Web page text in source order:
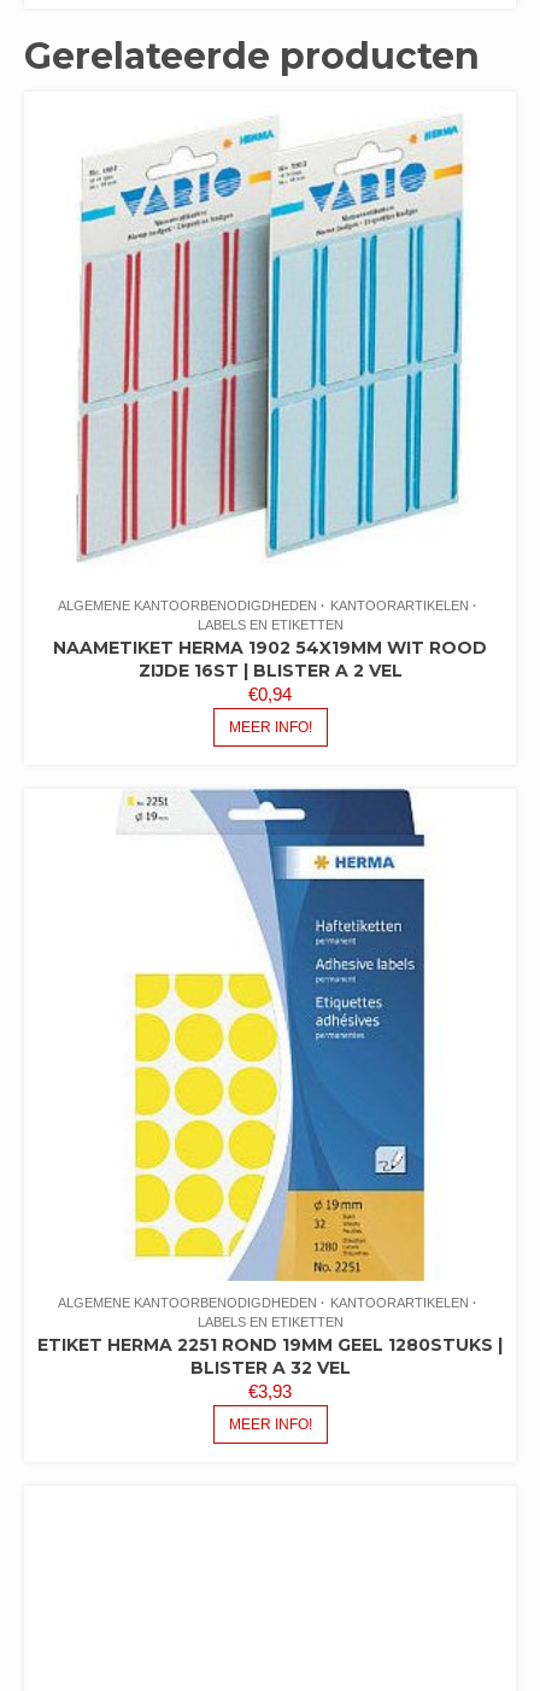
Gerelateerde producten
ALGEMENE KANTOORBENODIGDHEDEN
KANTOORARTIKELEN
LABELS EN ETIKETTEN
NAAMETIKET HERMA 1902 54X19MM WIT ROOD
ZIJDE 16ST | BLISTER A 2 VEL
€0,94
MEER INFO!
ALGEMENE KANTOORBENODIGDHEDEN
KANTOORARTIKELEN
LABELS EN ETIKETTEN
ETIKET HERMA 2251 ROND 19MM GEEL 1280STUKS |
BLISTER A 32 VEL
€3,93
MEER INFO!